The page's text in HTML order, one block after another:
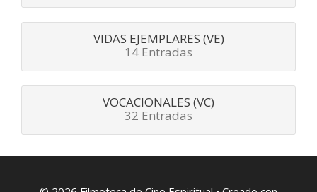
VIDAS EJEMPLARES (VE)
14 Entradas
VOCACIONALES (VC)
32 Entradas